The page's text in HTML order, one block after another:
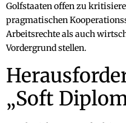
Golfstaaten offen zu
pragmatischen
Arbeitsrechte als auch
Vordergrund stellen.
„Soft